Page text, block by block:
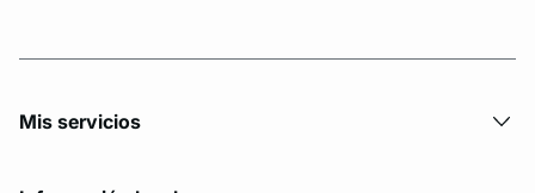
Mis servicios